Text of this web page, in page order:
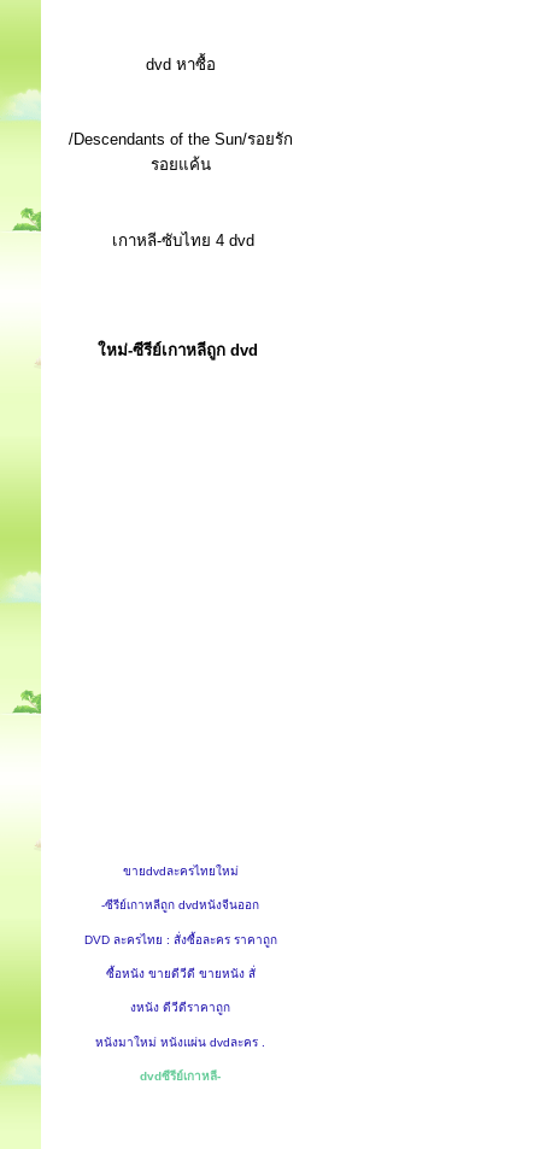
dvd หาซื้อ
/Descendants of the Sun/รอยรัก
รอยแค้น
เกาหลี-ซับไทย 4 dvd
ใหม่-ซีรีย์เกาหลีถูก dvd
ขายdvdละครไทยใหม่
-ซีรีย์เกาหลีถูก dvdหนังจีนออก
DVD ละครไทย : สั่งซื้อละคร ราคาถูก
ซื้อหนัง ขายดีวีดี ขายหนัง สั่
งหนัง ดีวีดีราคาถูก
หนังมาใหม่ หนังแผ่น dvdละคร .
dvdซีรีย์เกาหลี-